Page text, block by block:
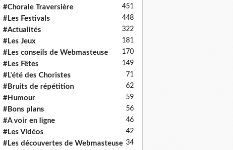
#Chorale Traversière 451
#Les Festivals 448
#Actualités 322
#Les Jeux 181
#Les conseils de Webmasteuse 170
#Les Fêtes 149
#L'été des Choristes 71
#Bruits de répétition 62
#Humour 59
#Bons plans 56
#A voir en ligne 46
#Les Vidéos 42
#Les découvertes de Webmasteuse 34